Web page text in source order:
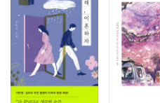
제작해 크게 히트하기도 했다. 문제작
고 한다.
그간 몇 편의 소설을 통해 팔라닉이
하고 냉소적인 시선은, 세상의 은폐
망원경이자 현미경이라 할 수 있다.